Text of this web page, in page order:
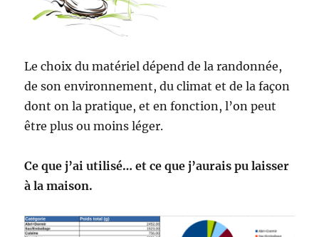
Le choix du matériel dépend de la randonnée,
de son environnement, du climat et de la façon
dont on la pratique, et en fonction, l’on peut
être plus ou moins léger.
Ce que j’ai utilisé… et ce que j’aurais pu laisser
à la maison.